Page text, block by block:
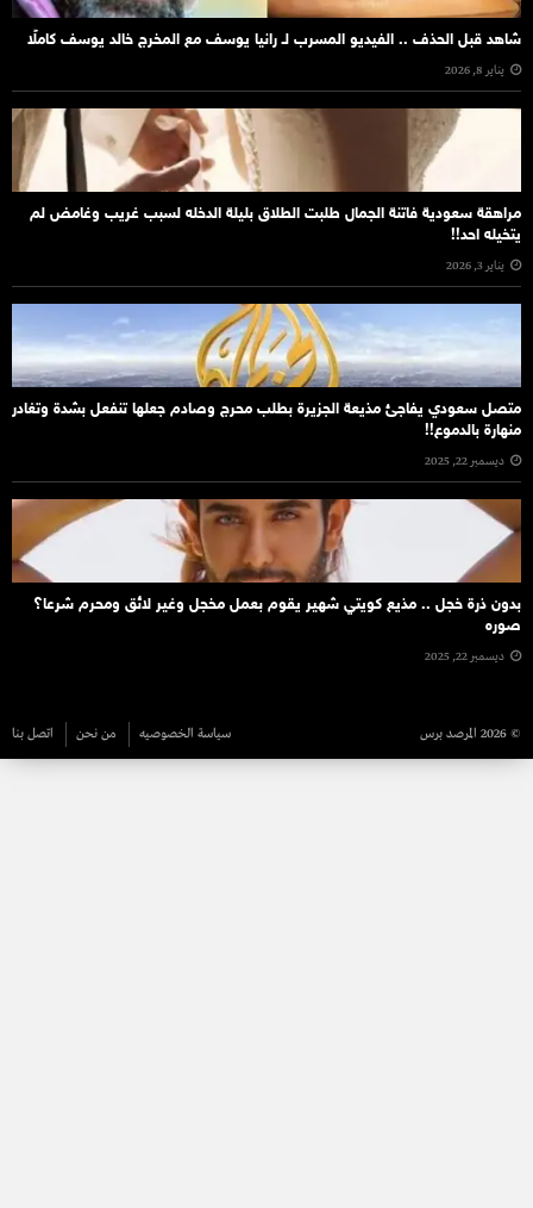
شاهد قبل الحذف .. الفيديو المسرب لـ رانيا يوسف مع المخرج خالد يوسف كاملًا
يناير 8, 2026
مراهقة سعودية فاتنة الجمال طلبت الطلاق بليلة الدخله لسبب غريب وغامض لم
يتخيله احد!!
يناير 3, 2026
متصل سعودي يفاجئ مذيعة الجزيرة بطلب محرج وصادم جعلها تنفعل بشدة وتغادر
منهارة بالدموع!!
ديسمبر 22, 2025
بدون ذرة خجل .. مذيع كويتي شهير يقوم بعمل مخجل وغير لائق ومحرم شرعا؟
صوره
ديسمبر 22, 2025
© 2026 المرصد برس سياسة الخصوصيه من نحن اتصل بنا